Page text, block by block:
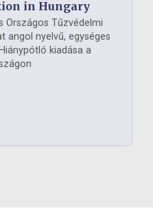
in Hungary
Országos Tűzvédelmi
angol nyelvű, egységes
kiadása a